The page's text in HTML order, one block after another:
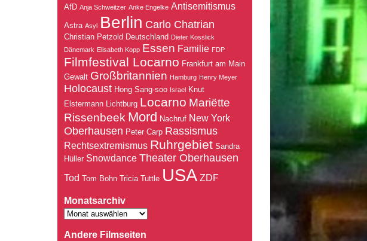
AfD Anja Schweitzer Anke Engelke Antisemitismus
Astra Asyl Berlin Carlo Chatrian
Christian Petzold Deutschland Dieter Kosslick
Dänemark Elisabeth Kopp Essen Familie FDP
Filmfestival Locarno Frankfurt am Main
Gewalt Großbritannien Hamburg Henry Meyer
Holocaust Hong Sang-soo Israel Knut
Elstermann Lichtburg Locarno Mariëtte
Rissenbeek Mord Nachruf New York
Oberhausen Peter Carp Rassismus
Rechtsextremismus Ruhrgebiet Sandra
Hüller Snowdance Theater Oberhausen
Tod Tom Bohn Tricia Tuttle USA ZDF
Monatsarchiv
Andere Filmseiten